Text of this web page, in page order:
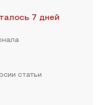
7 дней
статьи